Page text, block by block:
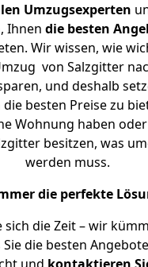
Umzugsexperten
Ihnen die besten
Wir wissen, wie
von Salzgitter
und deshalb
besten Preise zu
Wohnung haben
besitzen, was
werden muss.
die perfekte
sich die Zeit – wir
die besten